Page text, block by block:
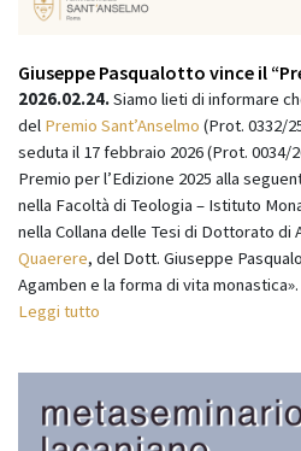
Giuseppe Pasqualotto vince il
2026.02.24.Siamo lieti di informare
del Premio Sant’Anselmo (Prot. 0332/
seduta il 17 febbraio 2026 (Prot. 0034/
Premio per l’Edizione 2025 alla
nella Facoltà di Teologia – Istituto
nella Collana delle Tesi di Dottorato di
Quaerere, del Dott. Giuseppe
Agamben e la forma di vita monastica».
Leggi tutto